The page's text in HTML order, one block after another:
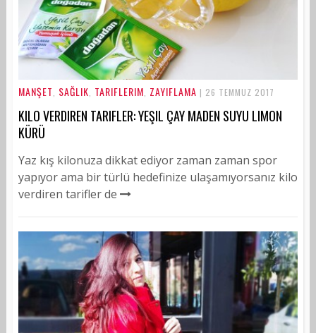
MANŞET SAĞLIK TARIFLERIM ZAYIFLAMA | 26 TEMMUZ 2017
KILO VERDIREN TARIFLER: YEŞIL ÇAY MADEN SUYU LIMON
KÜRÜ
Yaz kış kilonuza dikkat ediyor zaman zaman spor
yapıyor ama bir türlü hedefinize ulaşamıyorsanız kilo
verdiren tarifler de